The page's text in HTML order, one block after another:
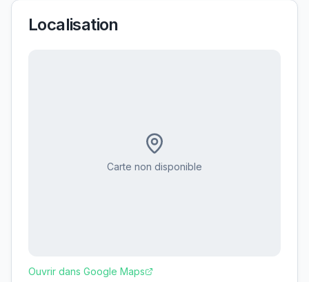
Localisation
Carte non disponible
Ouvrir dans Google Maps